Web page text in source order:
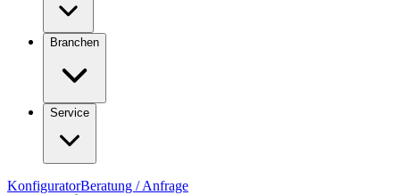
Branchen
Service
KonfiguratorBeratung / Anfrage